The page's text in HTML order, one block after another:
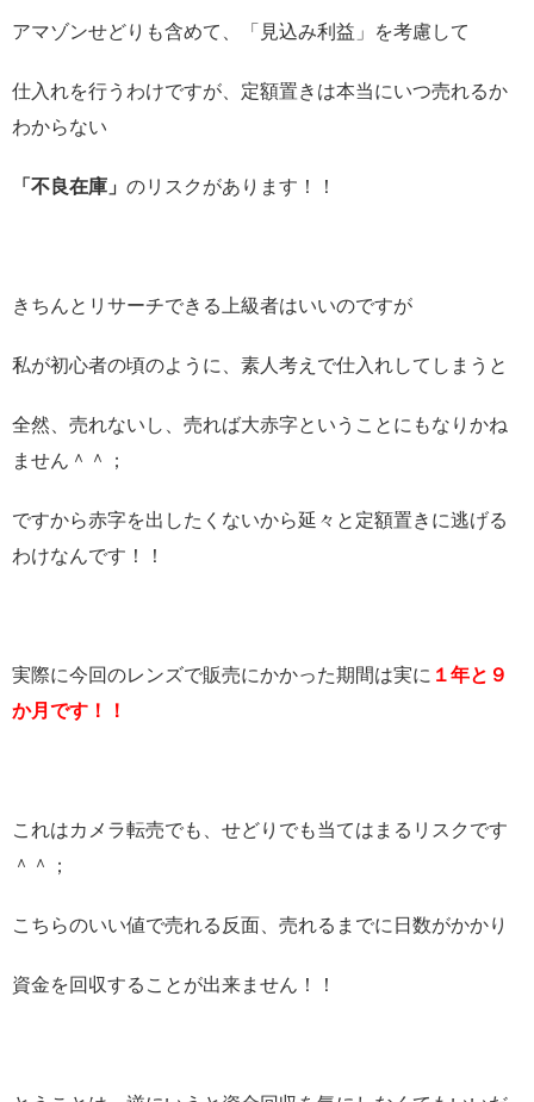
アマゾンせどりも含めて、「見込み利益」を考慮して
仕入れを行うわけですが、定額置きは本当にいつ売れるか
わからない
「不良在庫」 のリスクがあります！！
きちんとリサーチできる上級者はいいのですが
私が初心者の頃のように、素人考えで仕入れしてしまうと
全然、売れないし、売れば大赤字ということにもなりかね
ません＾＾；
ですから赤字を出したくないから延々と定額置きに逃げる
わけなんです！！
実際に今回のレンズで販売にかかった期間は実に １年と９
か月です！！
これはカメラ転売でも、せどりでも当てはまるリスクです
＾＾；
こちらのいい値で売れる反面、売れるまでに日数がかかり
資金を回収することが出来ません！！